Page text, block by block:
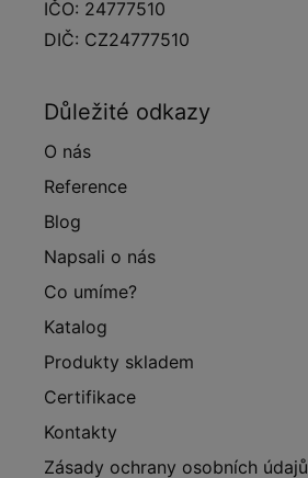
IČO: 24777510
DIČ: CZ24777510
Důležité odkazy
O nás
Reference
Blog
Napsali o nás
Co umíme?
Katalog
Produkty skladem
Certifikace
Kontakty
Zásady ochrany osobních údajů